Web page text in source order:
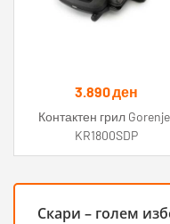
3.890ден
Контактен грил Gorenje
KR1800SDP
Скари – голем